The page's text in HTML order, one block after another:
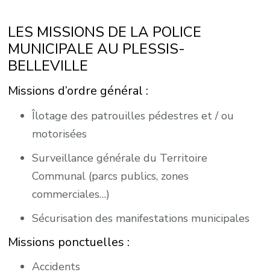
LES MISSIONS DE LA POLICE
MUNICIPALE AU PLESSIS-
BELLEVILLE
Missions d’ordre général :
Îlotage des patrouilles pédestres et / ou
motorisées
Surveillance générale du Territoire
Communal (parcs publics, zones
commerciales…)
Sécurisation des manifestations municipales
Missions ponctuelles :
Accidents